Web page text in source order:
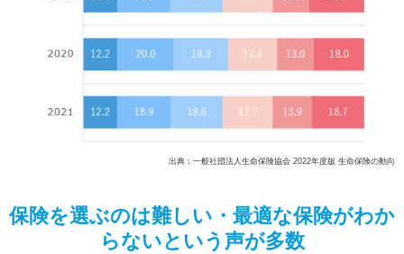
出典：一般社団法人生命保険協会 2022年度版 生命保険の動向
保険を選ぶのは難しい・最適な保険がわか
らないという声が多数